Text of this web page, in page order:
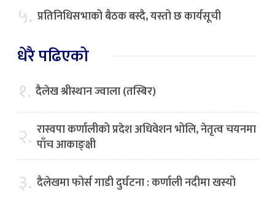
५. प्रतिनिधिसभाको बैठक बस्दै, यस्तो छ कार्यसूची
धेरै पढिएको
१. दैलेख श्रीस्थान ज्वाला (तस्बिर)
२. रास्वपा कर्णालीको प्रदेश अधिवेशन भोलि, नेतृत्व चयनमा
पाँच आकाङ्क्षी
३. दैलेखमा फोर्स गाडी दुर्घटना : कर्णाली नदीमा खस्यो